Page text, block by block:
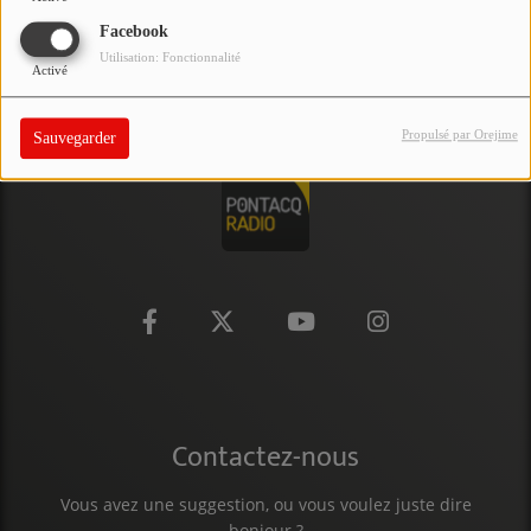
Facebook
Activé
Utilisation: Fonctionnalité
Sauvegarder Propulsé par Orejime
PARTICIPEZ
JEUX CONCOURS
RECRUTEMENT
VENEZ DANS LE PUBLIC !
Contactez-nous
Vous avez une suggestion, ou vous voulez juste dire